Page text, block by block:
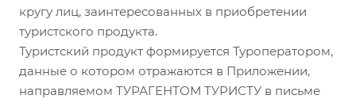
кругу лиц, заинтересованных в приобретении
туристского продукта.
Туристский продукт формируется Туроператором,
данные о котором отражаются в Приложении,
направляемом ТУРАГЕНТОМ ТУРИСТУ в письме